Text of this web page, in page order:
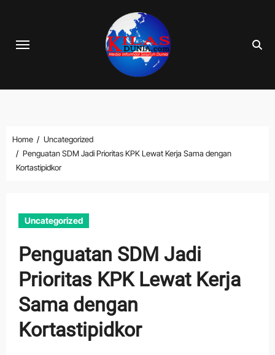
content
Home
Uncategorized
Penguatan SDM Jadi Prioritas KPK Lewat Kerja Sama dengan
Kortastipidkor
Uncategorized
Penguatan SDM Jadi
Prioritas KPK Lewat Kerja
Sama dengan
Kortastipidkor